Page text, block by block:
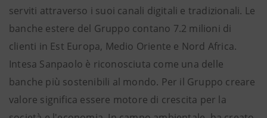
serviti attraverso i suoi canali digitali e tradizionali. Le
banche estere del Gruppo contano 7.2 milioni di
clienti in Est Europa, Medio Oriente e Nord Africa.
Intesa Sanpaolo è riconosciuta come una delle
banche più sostenibili al mondo. Per il Gruppo creare
valore significa essere motore di crescita per la